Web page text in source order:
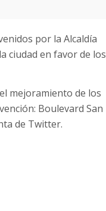
por la Alcaldía
ciudad en favor de los
mejoramiento de los
Boulevard San
de Twitter.